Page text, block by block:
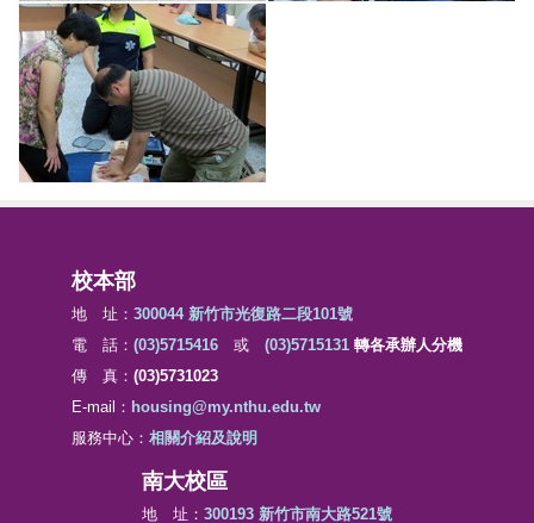
校本部
地 址： 300044 新竹市光復路二段101號
電 話： (03)5715416 或 (03)5715131 轉各承辦人分機
傳 真： (03)5731023
E-mail： housing@my.nthu.edu.tw
服務中心： 相關介紹及說明
南大校區
地 址： 300193 新竹市南大路521號